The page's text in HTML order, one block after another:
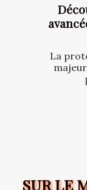
La
SUR LE